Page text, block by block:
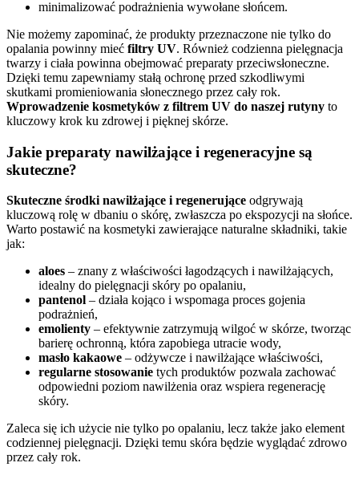
minimalizować podrażnienia wywołane słońcem.
Nie możemy zapominać, że produkty przeznaczone nie tylko do
opalania powinny mieć filtry UV. Również codzienna pielęgnacja
twarzy i ciała powinna obejmować preparaty przeciwsłoneczne.
Dzięki temu zapewniamy stałą ochronę przed szkodliwymi
skutkami promieniowania słonecznego przez cały rok.
Wprowadzenie kosmetyków z filtrem UV do naszej rutyny to
kluczowy krok ku zdrowej i pięknej skórze.
Jakie preparaty nawilżające i regeneracyjne są
skuteczne?
Skuteczne środki nawilżające i regenerujące odgrywają
kluczową rolę w dbaniu o skórę, zwłaszcza po ekspozycji na słońce.
Warto postawić na kosmetyki zawierające naturalne składniki, takie
jak:
aloes – znany z właściwości łagodzących i nawilżających,
idealny do pielęgnacji skóry po opalaniu,
pantenol – działa kojąco i wspomaga proces gojenia
podrażnień,
emolienty – efektywnie zatrzymują wilgoć w skórze, tworząc
barierę ochronną, która zapobiega utracie wody,
masło kakaowe – odżywcze i nawilżające właściwości,
regularne stosowanie tych produktów pozwala zachować
odpowiedni poziom nawilżenia oraz wspiera regenerację
skóry.
Zaleca się ich użycie nie tylko po opalaniu, lecz także jako element
codziennej pielęgnacji. Dzięki temu skóra będzie wyglądać zdrowo
przez cały rok.